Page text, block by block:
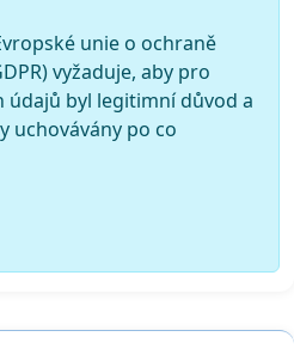
unie o ochraně
vyžaduje, aby pro
údajů byl legitimní důvod a
uchovávány po co